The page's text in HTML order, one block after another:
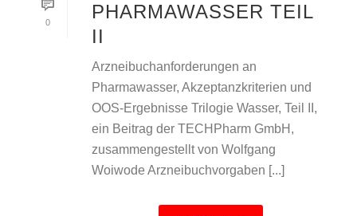
0
PHARMAWASSER TEIL
II
Arzneibuchanforderungen an
Pharmawasser, Akzeptanzkriterien und
OOS-Ergebnisse Trilogie Wasser, Teil II,
ein Beitrag der TECHPharm GmbH,
zusammengestellt von Wolfgang
Woiwode Arzneibuchvorgaben [...]